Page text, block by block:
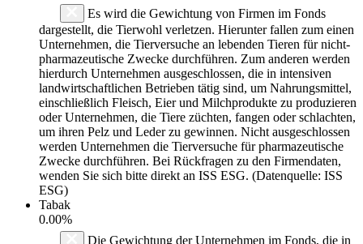
Es wird die Gewichtung von Firmen im Fonds
dargestellt, die Tierwohl verletzen. Hierunter fallen zum einen
Unternehmen, die Tierversuche an lebenden Tieren für nicht-
pharmazeutische Zwecke durchführen. Zum anderen werden
hierdurch Unternehmen ausgeschlossen, die in intensiven
landwirtschaftlichen Betrieben tätig sind, um Nahrungsmittel,
einschließlich Fleisch, Eier und Milchprodukte zu produzieren
oder Unternehmen, die Tiere züchten, fangen oder schlachten,
um ihren Pelz und Leder zu gewinnen. Nicht ausgeschlossen
werden Unternehmen die Tierversuche für pharmazeutische
Zwecke durchführen. Bei Rückfragen zu den Firmendaten,
wenden Sie sich bitte direkt an ISS ESG. (Datenquelle: ISS
ESG)
Tabak
0.00%
Die Gewichtung der Unternehmen im Fonds, die in